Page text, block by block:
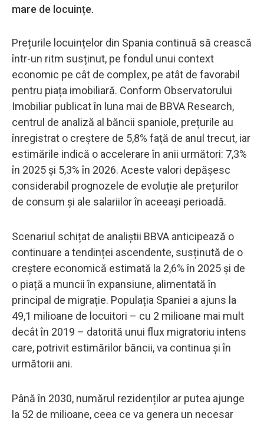
mare de locuințe.
Prețurile locuințelor din Spania continuă să crească
într-un ritm susținut, pe fondul unui context
economic pe cât de complex, pe atât de favorabil
pentru piața imobiliară. Conform Observatorului
Imobiliar publicat în luna mai de BBVA Research,
centrul de analiză al băncii spaniole, prețurile au
înregistrat o creștere de 5,8% față de anul trecut, iar
estimările indică o accelerare în anii următori: 7,3%
în 2025 și 5,3% în 2026. Aceste valori depășesc
considerabil prognozele de evoluție ale prețurilor
de consum și ale salariilor în aceeași perioadă.
Scenariul schițat de analiștii BBVA anticipează o
continuare a tendinței ascendente, susținută de o
creștere economică estimată la 2,6% în 2025 și de
o piață a muncii în expansiune, alimentată în
principal de migrație. Populația Spaniei a ajuns la
49,1 milioane de locuitori – cu 2 milioane mai mult
decât în 2019 – datorită unui flux migratoriu intens
care, potrivit estimărilor băncii, va continua și în
următorii ani.
Până în 2030, numărul rezidenților ar putea ajunge
la 52 de milioane, ceea ce va genera un necesar